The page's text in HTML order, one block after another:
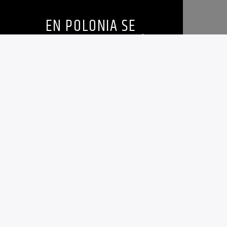
EN POLONIA SE
INAUGURA EXPOSICIÓN